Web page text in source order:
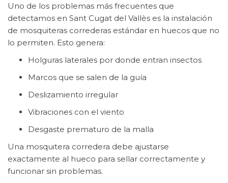
Uno de los problemas más frecuentes que
detectamos en Sant Cugat del Vallès es la instalación
de mosquiteras correderas estándar en huecos que no
lo permiten. Esto genera:
Holguras laterales por donde entran insectos
Marcos que se salen de la guía
Deslizamiento irregular
Vibraciones con el viento
Desgaste prematuro de la malla
Una mosquitera corredera debe ajustarse
exactamente al hueco para sellar correctamente y
funcionar sin problemas.